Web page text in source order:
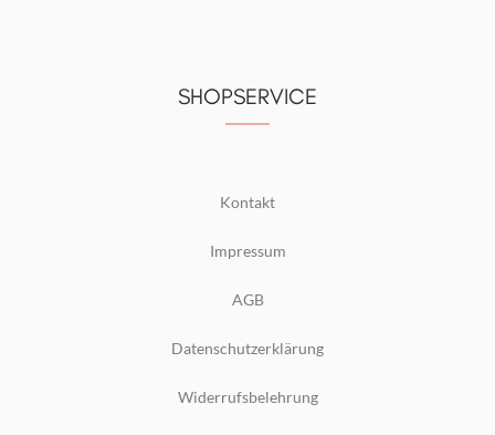
SHOPSERVICE
Kontakt
Impressum
AGB
Datenschutzerklärung
Widerrufsbelehrung